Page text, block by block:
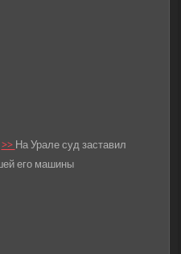
>>На Урале суд заставил
его машины